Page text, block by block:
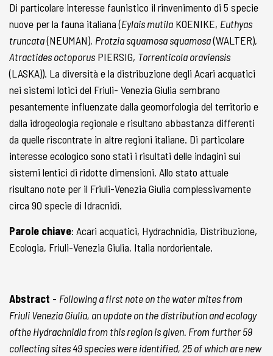
Di particolare interesse faunistico il rinvenimento di 5 specie
nuove per la fauna italiana (Eylais mutila KOENIKE, Euthyas
truncata(NEUMAN), Protzia squamosa squamosa(WALTER),
Atractides octoporusPIERSIG, Torrenticola oraviensis
(LASKA)). La diversità e la distribuzione degli Acari acquatici
nei sistemi lotici del Friuli- Venezia Giulia sembrano
pesantemente influenzate dalla geomorfologia del territorio e
dalla idrogeologia regionale e risultano abbastanza differenti
da quelle riscontrate in altre regioni italiane. Di particolare
interesse ecologico sono stati i risultati delle indagini sui
sistemi lentici di ridotte dimensioni. Allo stato attuale
risultano note per il Friuli-Venezia Giulia complessivamente
circa 90 specie di Idracnidi.
Parole chiave: Acari acquatici, Hydrachnidia, Distribuzione,
Ecologia, Friuli-Venezia Giulia, Italia nordorientale.
Abstract - Following a first note on the water mites from
Friuli Venezia Giulia, an update on the distribution and ecology
ofthe Hydrachnidia from this region is given. From further 59
collecting sites 49 species were identified, 25 of which are new